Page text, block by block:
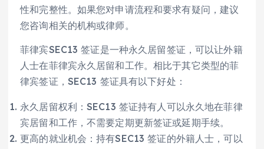
性和完整性。如果您对申请流程和要求有疑问，建议
您咨询相关的机构或律师。
菲律宾SEC13 签证是一种永久居留签证，可以让外籍
人士在菲律宾永久居留和工作。相比于其它类型的菲
律宾签证，SEC13 签证具有以下好处：
永久居留权利：SEC13 签证持有人可以永久地在菲律
宾居留和工作，不需要定期更新签证或延期手续。
更高的就业机会：持有SEC13 签证的外籍人士，可以